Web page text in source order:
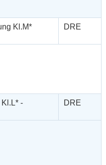
Kl.M* DRE
-
DRE